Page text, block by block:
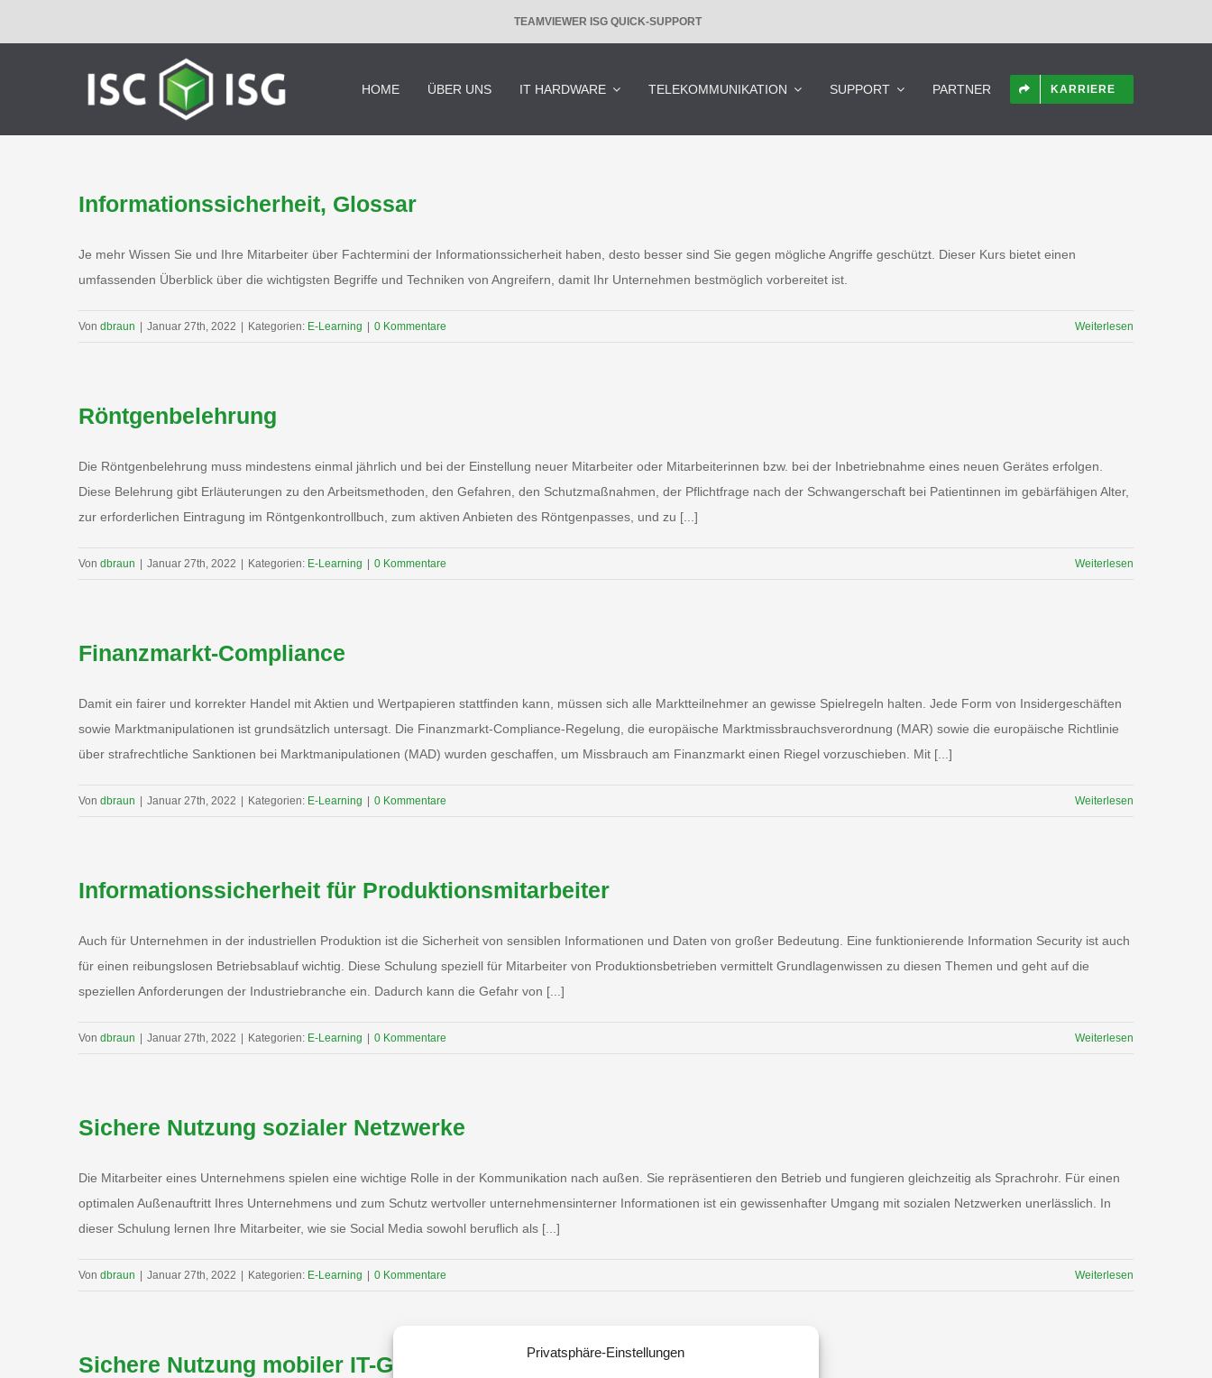
Privatsphäre-Einstellungen
TEAMVIEWER ISG QUICK-SUPPORT
HOME ÜBER UNS IT HARDWARE TELEKOMMUNIKATION SUPPORT PARTNER KARRIERE
Informationssicherheit, Glossar
Je mehr Wissen Sie und Ihre Mitarbeiter über Fachtermini der Informationssicherheit haben, desto besser sind Sie gegen mögliche Angriffe geschützt. Dieser Kurs bietet einen
umfassenden Überblick über die wichtigsten Begriffe und Techniken von Angreifern, damit Ihr Unternehmen bestmöglich vorbereitet ist.
Von dbraun Januar 27th, 2022 Kategorien: E-Learning 0 Kommentare Weiterlesen
Röntgenbelehrung
Die Röntgenbelehrung muss mindestens einmal jährlich und bei der Einstellung neuer Mitarbeiter oder Mitarbeiterinnen bzw. bei der Inbetriebnahme eines neuen Gerätes erfolgen.
Diese Belehrung gibt Erläuterungen zu den Arbeitsmethoden, den Gefahren, den Schutzmaßnahmen, der Pflichtfrage nach der Schwangerschaft bei Patientinnen im gebärfähigen Alter,
zur erforderlichen Eintragung im Röntgenkontrollbuch, zum aktiven Anbieten des Röntgenpasses, und zu [...]
Von dbraun Januar 27th, 2022 Kategorien: E-Learning 0 Kommentare Weiterlesen
Finanzmarkt-Compliance
Damit ein fairer und korrekter Handel mit Aktien und Wertpapieren stattfinden kann, müssen sich alle Marktteilnehmer an gewisse Spielregeln halten. Jede Form von Insidergeschäften
sowie Marktmanipulationen ist grundsätzlich untersagt. Die Finanzmarkt-Compliance-Regelung, die europäische Marktmissbrauchsverordnung (MAR) sowie die europäische Richtlinie
über strafrechtliche Sanktionen bei Marktmanipulationen (MAD) wurden geschaffen, um Missbrauch am Finanzmarkt einen Riegel vorzuschieben. Mit [...]
Von dbraun Januar 27th, 2022 Kategorien: E-Learning 0 Kommentare Weiterlesen
Informationssicherheit für Produktionsmitarbeiter
Auch für Unternehmen in der industriellen Produktion ist die Sicherheit von sensiblen Informationen und Daten von großer Bedeutung. Eine funktionierende Information Security ist auch
für einen reibungslosen Betriebsablauf wichtig. Diese Schulung speziell für Mitarbeiter von Produktionsbetrieben vermittelt Grundlagenwissen zu diesen Themen und geht auf die
speziellen Anforderungen der Industriebranche ein. Dadurch kann die Gefahr von [...]
Von dbraun Januar 27th, 2022 Kategorien: E-Learning 0 Kommentare Weiterlesen
Sichere Nutzung sozialer Netzwerke
Die Mitarbeiter eines Unternehmens spielen eine wichtige Rolle in der Kommunikation nach außen. Sie repräsentieren den Betrieb und fungieren gleichzeitig als Sprachrohr. Für einen
optimalen Außenauftritt Ihres Unternehmens und zum Schutz wertvoller unternehmensinterner Informationen ist ein gewissenhafter Umgang mit sozialen Netzwerken unerlässlich. In
dieser Schulung lernen Ihre Mitarbeiter, wie sie Social Media sowohl beruflich als [...]
Von dbraun Januar 27th, 2022 Kategorien: E-Learning 0 Kommentare Weiterlesen
Sichere Nutzung mobiler IT-Geräte